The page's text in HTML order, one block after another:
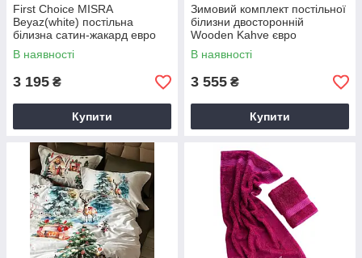
First Choice MISRA
Beyaz(white) постільна
білизна сатин-жакард евро
200х220
В наявності
3 195 ₴
Купити
Зимовий комплект постільної
білизни двосторонній
Wooden Kahve євро
Туреччина
В наявності
3 555 ₴
Купити